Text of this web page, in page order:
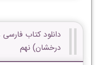
دانلود کتاب
درخشان) نهم